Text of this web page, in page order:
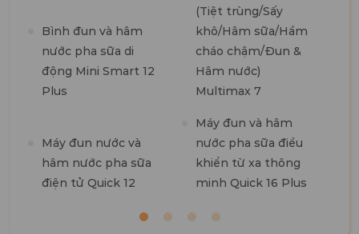
Bình đun và hâm
nước pha sữa di
động Mini Smart 12
Plus
(Tiệt trùng/Sấy
khô/Hâm sữa/Hầm
cháo chậm/Đun &
Hâm nước)
Multimax 7
Máy đun nước và
hâm nước pha sữa
điện tử Quick 12
Máy đun và hâm
nước pha sữa điều
khiển từ xa thông
minh Quick 16 Plus